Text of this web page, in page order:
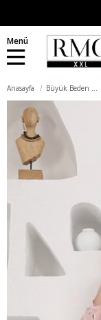
Menü
Anasayfa Büyük Beden Üst Giyim